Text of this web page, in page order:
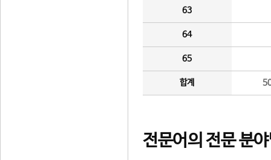
63
64
65
합계
전문어의 전문 분